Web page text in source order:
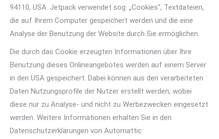
94110, USA. Jetpack verwendet sog. „Cookies“, Textdateien,
die auf Ihrem Computer gespeichert werden und die eine
Analyse der Benutzung der Website durch Sie ermöglichen.
Die durch das Cookie erzeugten Informationen über Ihre
Benutzung dieses Onlineangebotes werden auf einem Server
in den USA gespeichert. Dabei können aus den verarbeiteten
Daten Nutzungsprofile der Nutzer erstellt werden, wobei
diese nur zu Analyse- und nicht zu Werbezwecken eingesetzt
werden. Weitere Informationen erhalten Sie in den
Datenschutzerklärungen von Automattic: